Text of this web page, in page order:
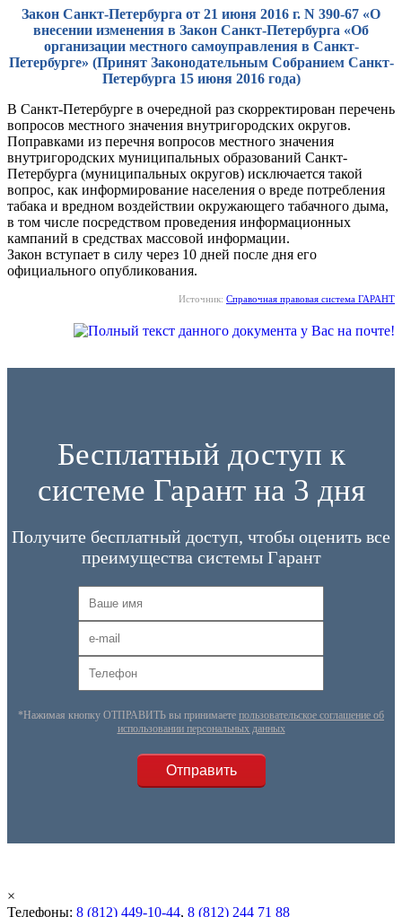
Закон Санкт-Петербурга от 21 июня 2016 г. N 390-67 «О
внесении изменения в Закон Санкт-Петербурга «Об
организации местного самоуправления в Санкт-
Петербурге» (Принят Законодательным Собранием Санкт-
Петербурга 15 июня 2016 года)
В Санкт-Петербурге в очередной раз скорректирован перечень
вопросов местного значения внутригородских округов.
Поправками из перечня вопросов местного значения
внутригородских муниципальных образований Санкт-
Петербурга (муниципальных округов) исключается такой
вопрос, как информирование населения о вреде потребления
табака и вредном воздействии окружающего табачного дыма,
в том числе посредством проведения информационных
кампаний в средствах массовой информации.
Закон вступает в силу через 10 дней после дня его
официального опубликования.
Источник: Справочная правовая система ГАРАНТ
Бесплатный доступ к
системе Гарант на 3 дня
Получите бесплатный доступ, чтобы оценить все
преимущества системы Гарант
*Нажимая кнопку ОТПРАВИТЬ вы принимаете пользовательское соглашение об
использовании персональных данных
×
Телефоны: 8 (812) 449-10-44, 8 (812) 244 71 88